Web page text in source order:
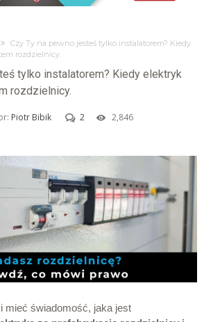
Czy Ty na pewno jesteś tylko instalatorem? Kiedy
rozdzielnicy.
tylko instalatorem? Kiedy elektryk
rozdzielnicy.
Piotr Bibik 2 2,846
mieć świadomość, jaka jest